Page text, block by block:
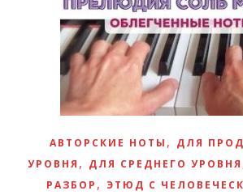
АВТОРСКИЕ НОТЫ , ДЛЯ
УРОВНЯ , ДЛЯ СРЕДНЕГО УРОВНЯ
РАЗБОР , ЭТЮД С